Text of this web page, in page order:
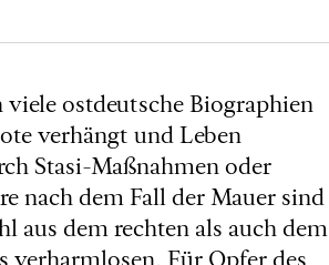
ostdeutsche Biographien
verhängt und Leben
Stasi-Maßnahmen oder
nach dem Fall der Mauer sind
aus dem rechten als auch dem
Für Opfer des